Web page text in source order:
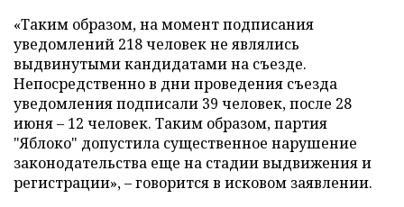
«Таким образом, на момент подписания
уведомлений 218 человек не являлись
выдвинутыми кандидатами на съезде.
Непосредственно в дни проведения съезда
уведомления подписали 39 человек, после 28
июня – 12 человек. Таким образом, партия
"Яблоко" допустила существенное нарушение
законодательства еще на стадии выдвижения и
регистрации», – говорится в исковом заявлении.